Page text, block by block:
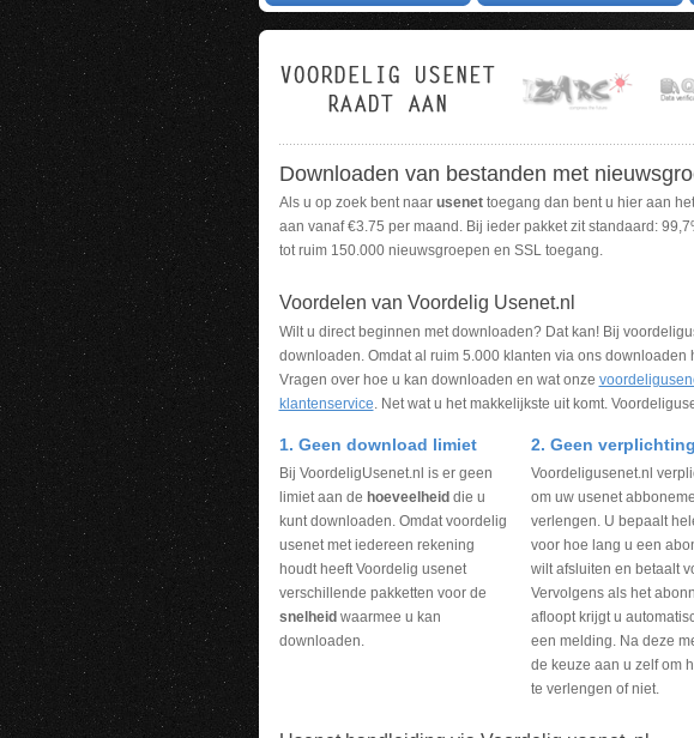
Downloaden van bestanden met
Als u op zoek bent naar usenettoegang dan bent u hier aan
aan vanaf €3.75 per maand. Bij ieder pakket zit standaard:
tot ruim 150.000 nieuwsgroepen en SSL toegang.
Voordelen van Voordelig Usenet.nl
Wilt u direct beginnen met downloaden? Dat kan! Bij
downloaden. Omdat al ruim 5.000 klanten via ons
Vragen over hoe u kan downloaden en wat onze
klantenservice. Net wat u het makkelijkste uit komt.
1. Geen download limiet
Bij VoordeligUsenet.nl is er geen
limiet aan de hoeveelheid die u
kunt downloaden. Omdat voordelig
usenet met iedereen rekening
houdt heeft Voordelig usenet
verschillende pakketten voor de
snelheid waarmee u kan
downloaden.
2. Geen
Voordeligusenet.nl
om uw usenet
verlengen. U bepaalt
voor hoe lang u een
wilt afsluiten en betaalt
Vervolgens als het
afloopt krijgt u
een melding. Na deze
de keuze aan u zelf om
te verlengen of niet.